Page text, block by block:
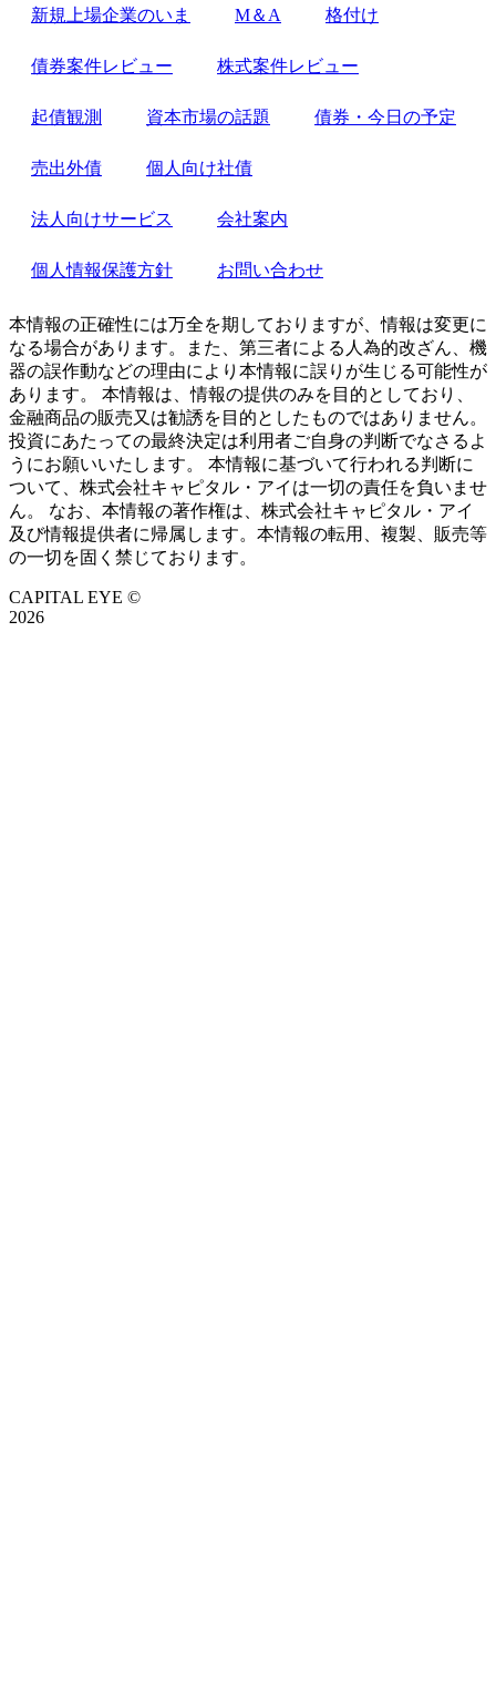
新規上場企業のいま M＆A 格付け
債券案件レビュー 株式案件レビュー
起債観測 資本市場の話題 債券・今日の予定
売出外債 個人向け社債
法人向けサービス 会社案内
個人情報保護方針 お問い合わせ
本情報の正確性には万全を期しておりますが、情報は変更に
なる場合があります。また、第三者による人為的改ざん、機
器の誤作動などの理由により本情報に誤りが生じる可能性が
あります。 本情報は、情報の提供のみを目的としており、
金融商品の販売又は勧誘を目的としたものではありません。
投資にあたっての最終決定は利用者ご自身の判断でなさるよ
うにお願いいたします。 本情報に基づいて行われる判断に
ついて、株式会社キャピタル・アイは一切の責任を負いませ
ん。 なお、本情報の著作権は、株式会社キャピタル・アイ
及び情報提供者に帰属します。本情報の転用、複製、販売等
の一切を固く禁じております。
CAPITAL EYE ©
2026